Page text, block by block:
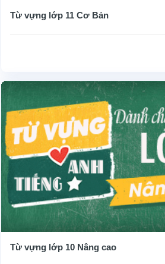
Từ vựng lớp 11 Cơ Bản
Từ vựng lớp 10 Nâng cao